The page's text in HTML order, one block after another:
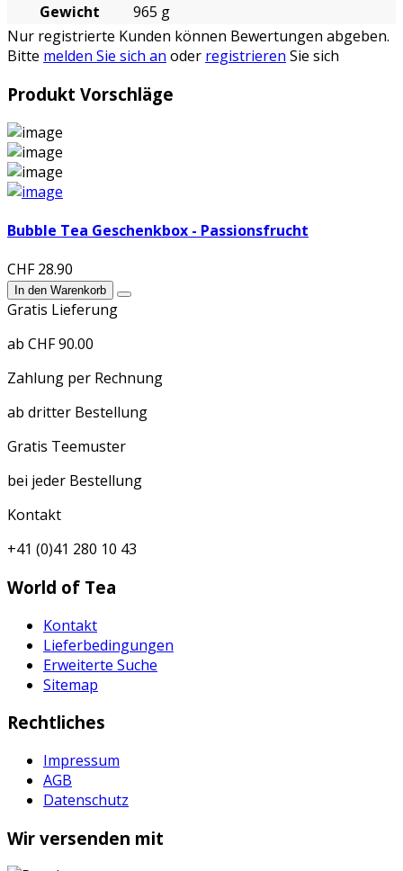
Gewicht
965 g
Nur registrierte Kunden können Bewertungen abgeben.
Bitte melden Sie sich an oder registrieren Sie sich
Produkt Vorschläge
Bubble Tea Geschenkbox - Passionsfrucht
CHF 28.90
In den Warenkorb
Gratis Lieferung
ab CHF 90.00
Zahlung per Rechnung
ab dritter Bestellung
Gratis Teemuster
bei jeder Bestellung
Kontakt
+41 (0)41 280 10 43
World of Tea
Kontakt
Lieferbedingungen
Erweiterte Suche
Sitemap
Rechtliches
Impressum
AGB
Datenschutz
Wir versenden mit